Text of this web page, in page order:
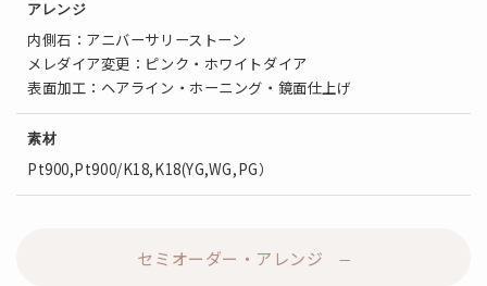
アレンジ
内側石：アニバーサリーストーン
メレダイア変更：ピンク・ホワイトダイア
表面加工：ヘアライン・ホーニング・鏡面仕上げ
素材
Pt900,Pt900/K18,K18(YG,WG,PG）
セミオーダー・アレンジ